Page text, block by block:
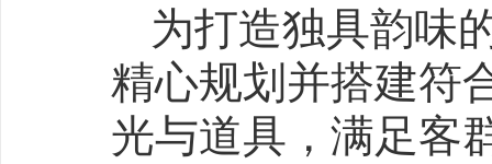
为打造独具韵味
精心规划并搭建符
光与道具，满足客